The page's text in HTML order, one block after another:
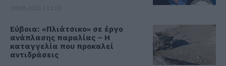
Εύβοια: «Πλιάτσικο» σε έργο
ανάπλασης παραλίας – Η
καταγγελία που προκαλεί
αντιδράσεις